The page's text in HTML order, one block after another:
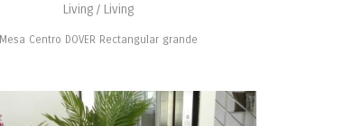
Living / Living
Mesa Centro DOVER Rectangular grande